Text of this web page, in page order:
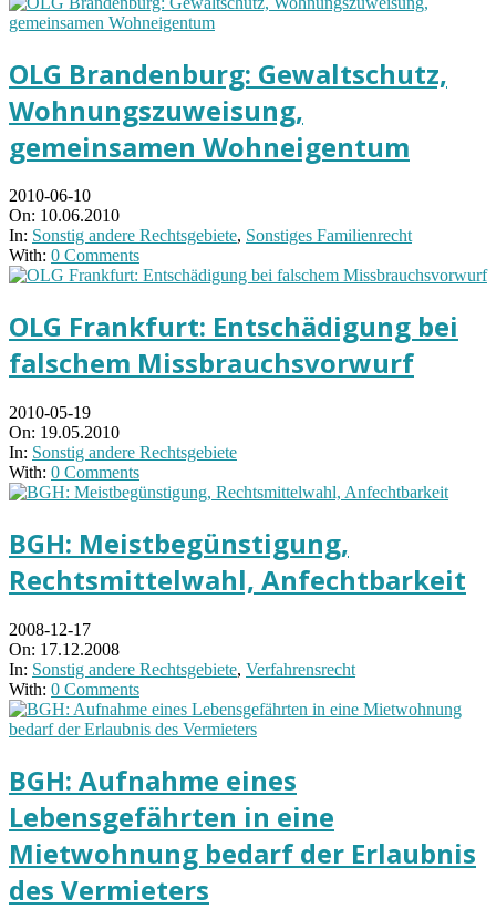
OLG Brandenburg: Gewaltschutz,
Wohnungszuweisung,
gemeinsamen Wohneigentum
2010-06-10
On: 10.06.2010
In: Sonstig andere Rechtsgebiete, Sonstiges Familienrecht
With: 0 Comments
OLG Frankfurt: Entschädigung bei
falschem Missbrauchsvorwurf
2010-05-19
On: 19.05.2010
In: Sonstig andere Rechtsgebiete
With: 0 Comments
BGH: Meistbegünstigung,
Rechtsmittelwahl, Anfechtbarkeit
2008-12-17
On: 17.12.2008
In: Sonstig andere Rechtsgebiete, Verfahrensrecht
With: 0 Comments
BGH: Aufnahme eines
Lebensgefährten in eine
Mietwohnung bedarf der Erlaubnis
des Vermieters